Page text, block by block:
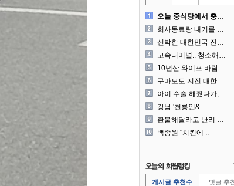
오늘 중식당에서 충격 목격담
회사동료랑 내기를 했습니다
신박한 대한민국 진상 근황
고속터미널.. 청소해주시는..
10년산 와이프 바람나서 이..
구마모토 지진 대한항공 생수..
아이 수술 해줬다가, 부모에..
강남 '천룡인&..
환불해달라고 난리 난 미국 ..
백종원 "치킨에 ..
게시글 추천수 댓글 추